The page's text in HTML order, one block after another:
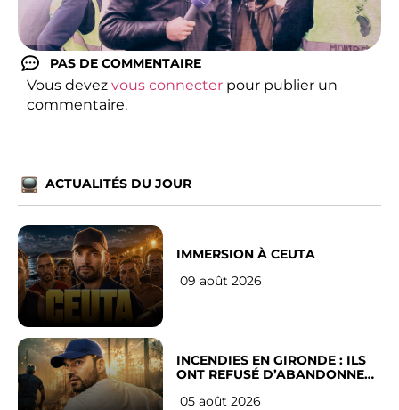
PAS DE COMMENTAIRE
Vous devez vous connecter pour publier un
commentaire.
ACTUALITÉS DU JOUR
IMMERSION À CEUTA
09 août 2026
INCENDIES EN GIRONDE : ILS
ONT REFUSÉ D’ABANDONNER
05 août 2026